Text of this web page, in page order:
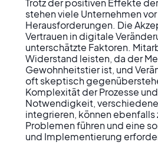
Trotz der positiven Effekte
stehen viele Unternehmen vor
Herausforderungen. Die
Vertrauen in digitale
unterschätzte Faktoren.
Widerstand leisten, da der
Gewohnheitstier ist, und
oft skeptisch
Komplexität der Prozesse
Notwendigkeit,
integrieren, können ebenfalls
Problemen führen und eine
und Implementierung